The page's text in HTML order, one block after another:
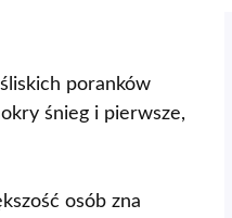
poranków
śnieg i pierwsze,
osób zna